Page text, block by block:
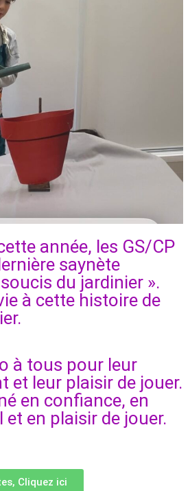
année, les GS/CP
saynète
du jardinier ».
à cette histoire de
à tous pour leur
et leur plaisir de jouer.
en confiance, en
et en plaisir de jouer.
Cliquez ici